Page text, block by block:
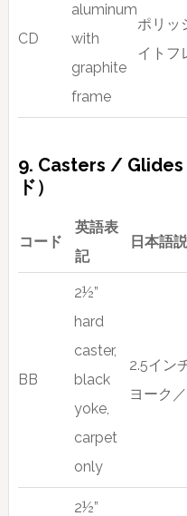
CD
aluminum
with
graphite
frame
ポリッ
イトフ
9. Casters / Glides
ド）
コード
英語表
記
日本語
BB
2½”
hard
caster,
black
yoke,
carpet
only
2.5イン
ヨーク
2½”